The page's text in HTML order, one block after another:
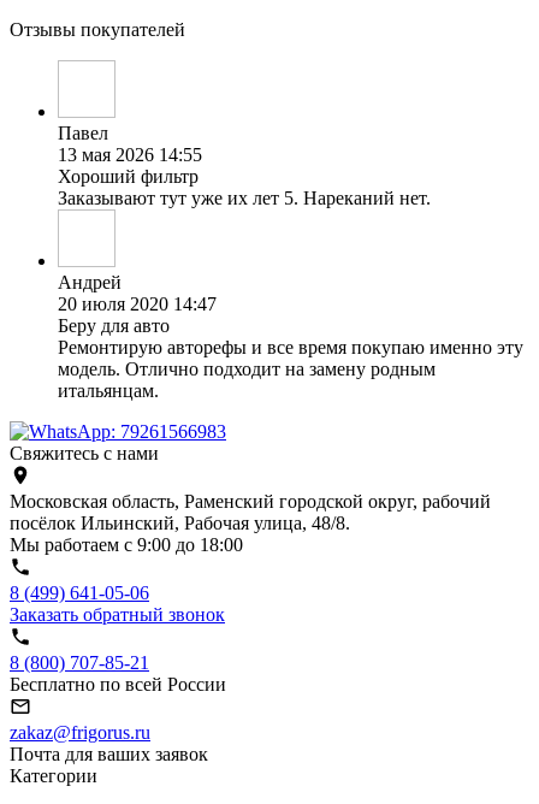
Отзывы покупателей
Павел
13 мая 2026 14:55
Хороший фильтр
Заказывают тут уже их лет 5. Нареканий нет.
Андрей
20 июля 2020 14:47
Беру для авто
Ремонтирую авторефы и все время покупаю именно эту
модель. Отлично подходит на замену родным
итальянцам.
Свяжитесь с нами
Московская область, Раменский городской округ, рабочий
посёлок Ильинский, Рабочая улица, 48/8.
Мы работаем с 9:00 до 18:00
8 (499) 641-05-06
Заказать обратный звонок
8 (800) 707-85-21
Бесплатно по всей России
zakaz@frigorus.ru
Почта для ваших заявок
Категории